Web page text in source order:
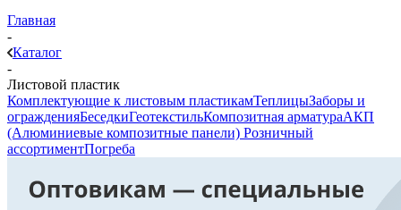
Главная
-
Каталог
-
Листовой пластик
Комплектующие к листовым пластикамТеплицыЗаборы и
огражденияБеседкиГеотекстильКомпозитная арматураАКП
(Алюминиевые композитные панели) Розничный
ассортиментПогреба